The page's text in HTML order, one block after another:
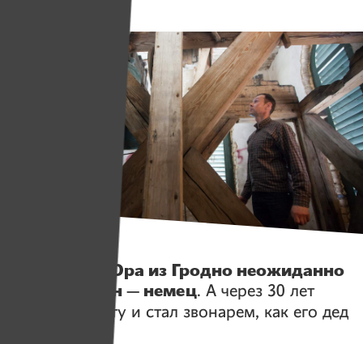
Строитель Юра из Гродно неожиданно
узнал, что он — немец. А через 30 лет
бросил работу и стал звонарем, как его дед